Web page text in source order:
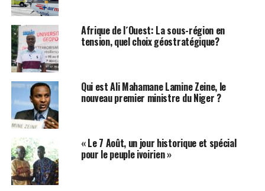
SUJETS ASSOCIÉS:
LEADERNEWS
VIDEOS
SUIVANT
Côte d´Ivoire: L´ancien ministre Zakpa Kobenan Rolland,
cadre du RHDP décédé
À NE PAS RATER !
Côte d´Ivoire: Le Premier-Ministre Patrick Achi évacué
pour des soins à Paris?
Herve Christ
Afrique de l´Ouest: La sous-région en
tension, quel choix géostratégique?
Qui est Ali Mahamane Lamine Zeine, le
nouveau premier ministre du Niger ?
« Le 7 Août, un jour historique et spécial
pour le peuple ivoirien »